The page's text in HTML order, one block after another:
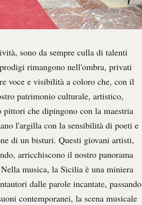
sono da sempre culla di talenti
rimangono nell'ombra, privati
voce e visibilità a coloro che, con il
patrimonio culturale, artistico,
che dipingono con la maestria
l'argilla con la sensibilità di poeti e
di un bisturi. Questi giovani artisti,
arricchiscono il nostro panorama
musica, la Sicilia è una miniera
dalle parole incantate, passando
contemporanei, la scena musicale